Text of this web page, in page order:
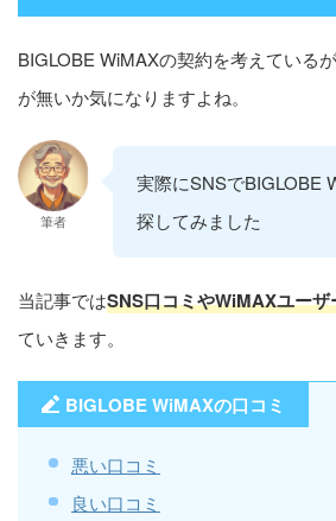
BIGLOBE WiMAXの契約を考えている
が無いか気になりますよね。
筆者
実際にSNSでBIGLOBE
探してみました
当記事ではSNS口コミやWiMAXユーザ
ていきます。
BIGLOBE WiMAXの口コミ
悪い口コミ
良い口コミ